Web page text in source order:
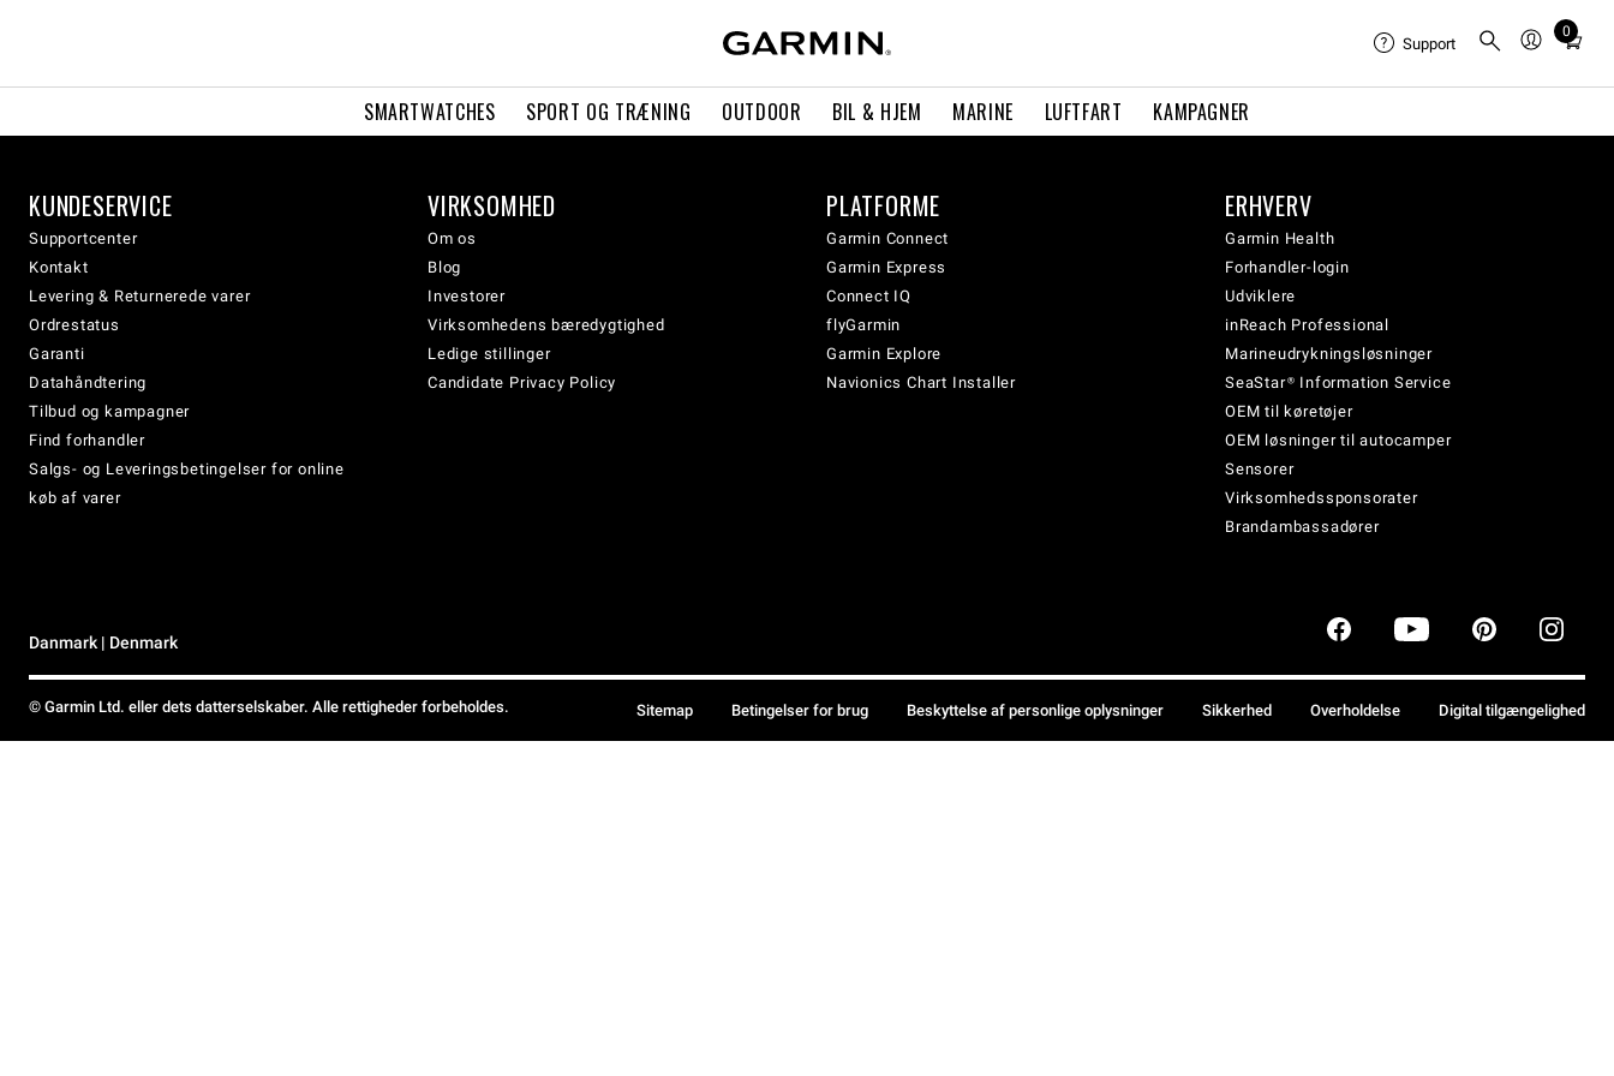
SMARTWATCHES SPORT OG TRÆNING OUTDOOR BIL & HJEM MARINE LUFTFART KAMPAGNER
Support
0
Total
cart:
KUNDESERVICE
Supportcenter
Kontakt
Levering & Returnerede varer
Ordrestatus
Garanti
Datahåndtering
Tilbud og kampagner
Find forhandler
Salgs- og Leveringsbetingelser for online
køb af varer
VIRKSOMHED
Om os
Blog
Investorer
Virksomhedens bæredygtighed
Ledige stillinger
Candidate Privacy Policy
PLATFORME
Garmin Connect
Garmin Express
Connect IQ
flyGarmin
Garmin Explore
Navionics Chart Installer
ERHVERV
Garmin Health
Forhandler-login
Udviklere
inReach Professional
Marineudrykningsløsninger
SeaStar® Information Service
OEM til køretøjer
OEM løsninger til autocamper
Sensorer
Virksomhedssponsorater
Brandambassadører
Danmark | Denmark
© Garmin Ltd. eller dets datterselskaber. Alle rettigheder forbeholdes. Sitemap Betingelser for brug Beskyttelse af personlige oplysninger Sikkerhed Overholdelse Digital tilgængelighed